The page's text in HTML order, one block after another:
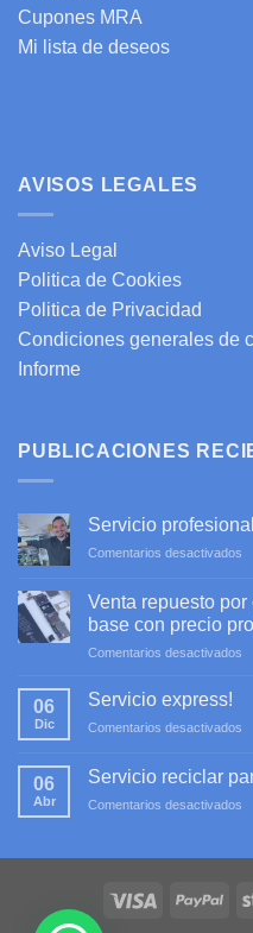
Cupones MRA
Mi lista de deseos
AVISOS LEGALES
Aviso Legal
Politica de Cookies
Politica de Privacidad
Condiciones generales de
Informe
PUBLICACIONES
Servicio profesional
Comentarios desactivados
Venta repuesto
base con precio
Comentarios desactivados
y
06
Dic
Servicio express!
Comentarios desactivados
06
Abr
Servicio reciclar
Comentarios desactivados